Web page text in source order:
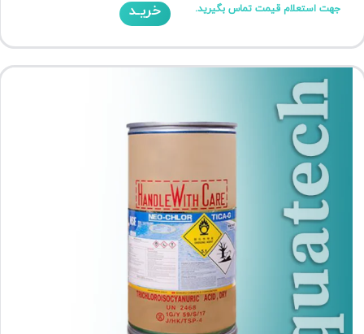
جهت استعلام قیمت تماس بگیرید. خریـد